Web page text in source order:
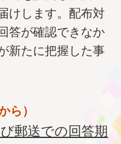
けします。配布対
答が確認できなか
新たに把握した事
ら）
郵送での回答期